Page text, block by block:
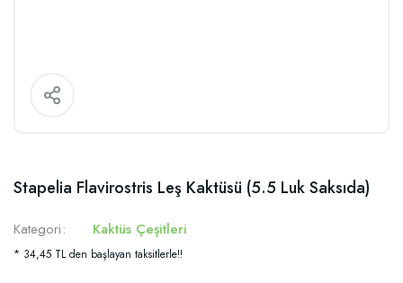
Stapelia Flavirostris Leş Kaktüsü (5.5 Luk Saksıda)
Kategori Kaktüs Çeşitleri
* 34,45 TL den başlayan taksitlerle!!